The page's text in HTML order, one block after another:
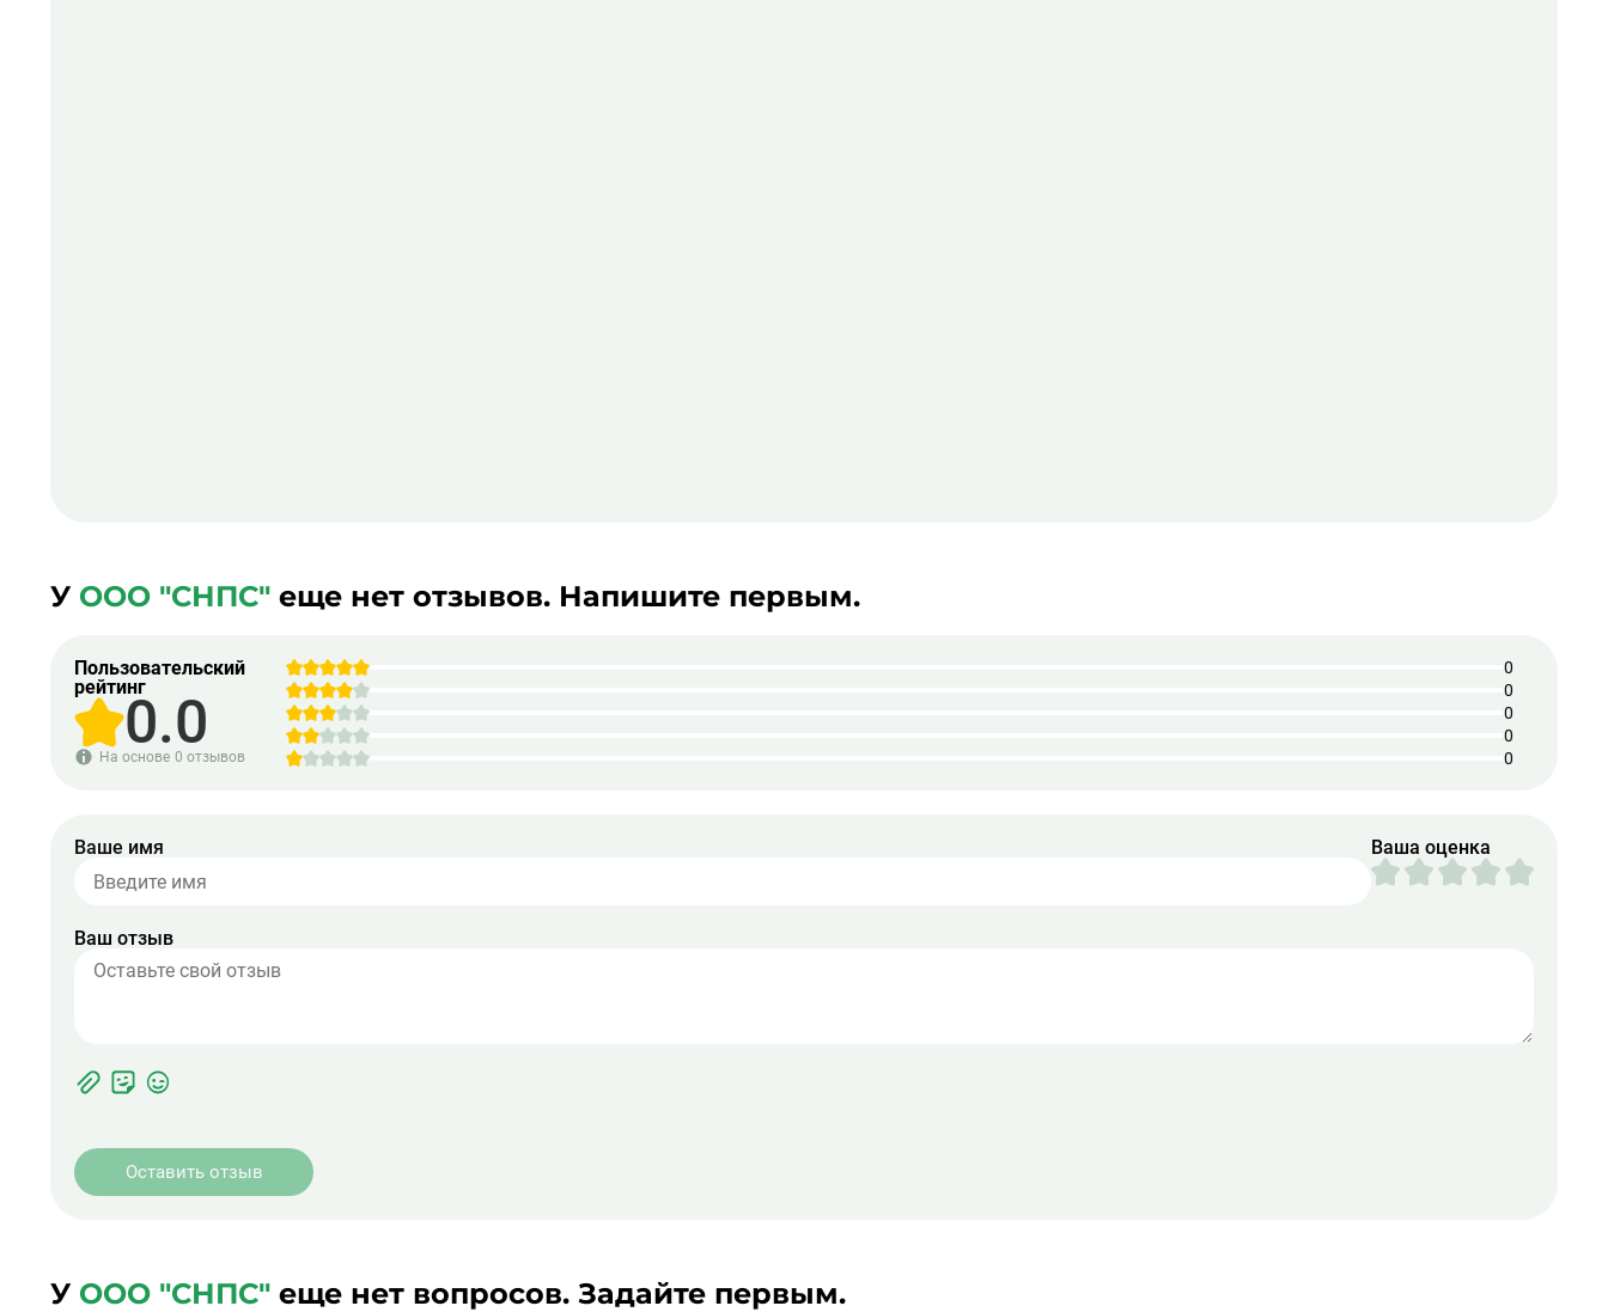
У ООО "СНПС" еще нет отзывов. Напишите первым.
Пользовательский
рейтинг
0.0
На основе 0 отзывов
0
0
0
0
0
Ваше имя Ваша оценка
Ваш отзыв
Фотографии
ЖК
Прикрепить
фото
Оставить отзыв
У ООО "СНПС" еще нет вопросов. Задайте первым.